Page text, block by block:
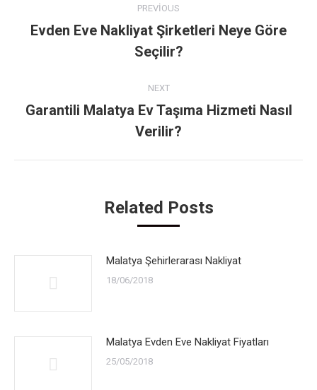
navigation
PREVIOUS
Previous
post:
Evden Eve Nakliyat Şirketleri Neye Göre
Seçilir?
NEXT
Next
post:
Garantili Malatya Ev Taşıma Hizmeti Nasıl
Verilir?
Related Posts
Malatya Şehirlerarası Nakliyat
18/06/2018
Malatya Evden Eve Nakliyat Fiyatları
25/05/2018